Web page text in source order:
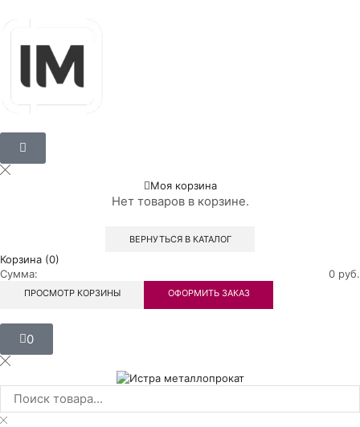
Моя корзина
Нет товаров в корзине.
ВЕРНУТЬСЯ В КАТАЛОГ
Корзина (0)
Сумма:
0 руб.
ПРОСМОТР КОРЗИНЫ ОФОРМИТЬ ЗАКАЗ
0